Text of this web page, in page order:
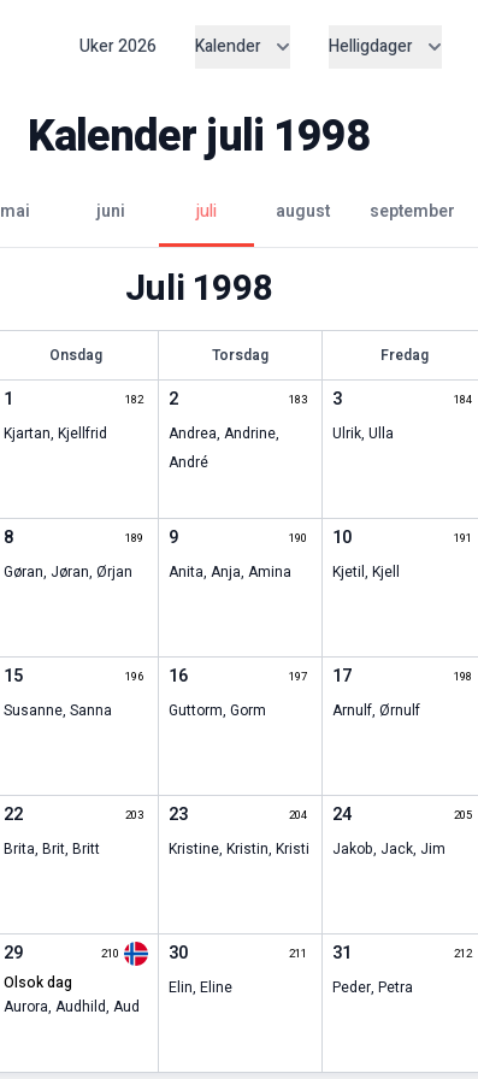
Uker2026 Kalender Helligdager
Kalenderjuli 1998
mai juni juli august september
Juli 1998
Onsdag Torsdag Fredag
1 182
Kjartan,Kjellfrid
2 183
Andrea, Andrine,
André
3 184
Ulrik,Ulla
8 189
Gøran, Jøran,Ørjan
9 190
Anita, Anja, Amina
10 191
Kjetil,Kjell
15 196
Susanne,Sanna
16 197
Guttorm, Gorm
17 198
Arnulf,Ørnulf
22 203
Brita,Brit,Britt
23 204
Kristine, Kristin, Kristi
24 205
Jakob, Jack, Jim
29 210
olsok dag
Aurora,Audhild,Aud
30 211
Elin, Eline
31 212
Peder,Petra